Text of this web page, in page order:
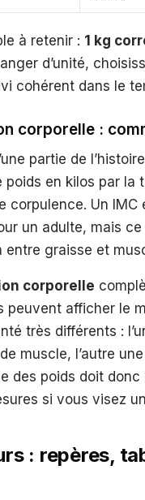
à retenir : 1 kg
d’unité,
cohérent dans le
corporelle :
partie de
en kilos par la
corpulence. Un
un adulte, mais
graisse et
corporelle
peuvent afficher le
très différents :
muscle, l’autre
des poids doit
si vous visez
: repères,